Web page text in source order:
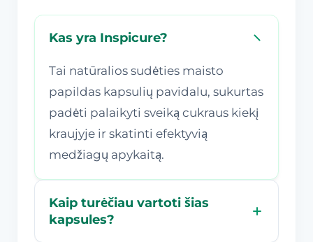
Kas yra Inspicure?
Tai natūralios sudėties maisto
papildas kapsulių pavidalu, sukurtas
padėti palaikyti sveiką cukraus kiekį
kraujyje ir skatinti efektyvią
medžiagų apykaitą.
Kaip turėčiau vartoti šias
kapsules?